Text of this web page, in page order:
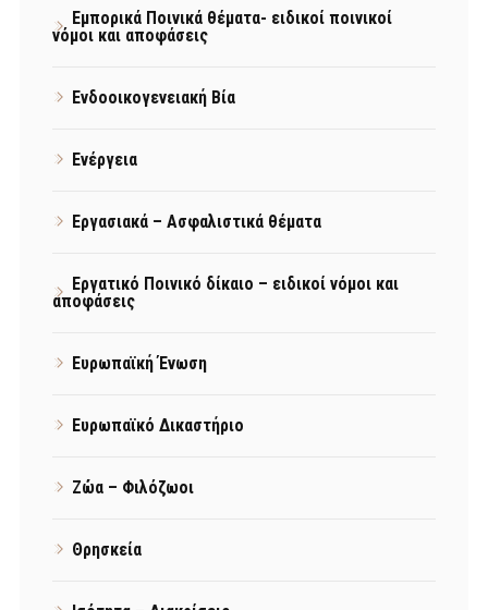
Εμπορικά Ποινικά θέματα- ειδικοί ποινικοί
νόμοι και αποφάσεις
Ενδοοικογενειακή Βία
Ενέργεια
Εργασιακά – Ασφαλιστικά θέματα
Εργατικό Ποινικό δίκαιο – ειδικοί νόμοι και
αποφάσεις
Ευρωπαϊκή Ένωση
Ευρωπαϊκό Δικαστήριο
Ζώα – Φιλόζωοι
Θρησκεία